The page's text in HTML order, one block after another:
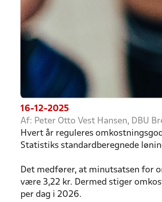
16-12-2025
Af: Peter Otto Vest Hansen, DBU
Hvert år reguleres
Statistiks standardberegnede
Det medfører, at minutsatsen for
være 3,22 kr. Dermed stiger
per dag i 2026.